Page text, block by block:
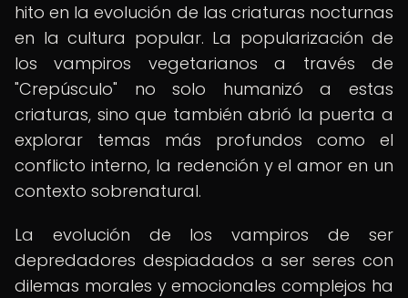
hito en la evolución de las criaturas nocturnas
en la cultura popular. La popularización de
los vampiros vegetarianos a través de
"Crepúsculo" no solo humanizó a estas
criaturas, sino que también abrió la puerta a
explorar temas más profundos como el
conflicto interno, la redención y el amor en un
contexto sobrenatural.
La evolución de los vampiros de ser
depredadores despiadados a ser seres con
dilemas morales y emocionales complejos ha